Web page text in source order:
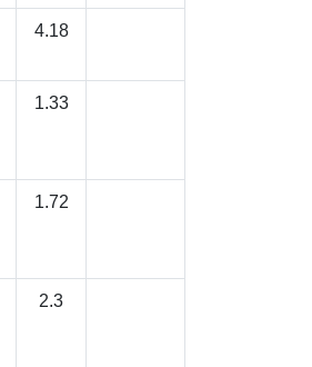
4.18
1.33
1.72
2.3